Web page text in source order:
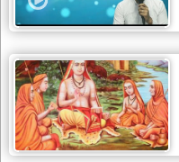
देश
भक्ति
भजन
patriotic
bhajans
खाटू
श्याम